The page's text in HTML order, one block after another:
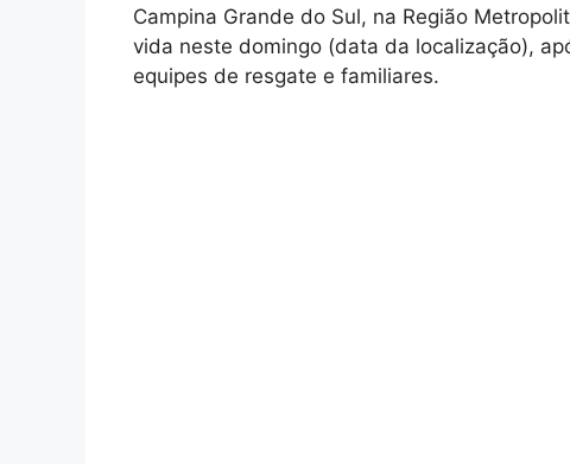
Campina Grande do Sul, na Região
vida neste domingo (data da localização),
equipes de resgate e familiares.